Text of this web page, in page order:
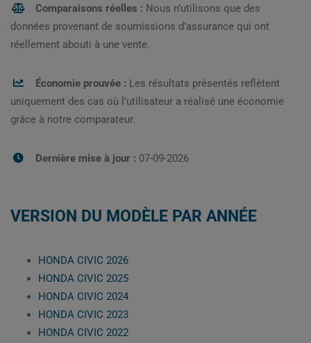
Comparaisons réelles : Nous n’utilisons que des
données provenant de soumissions d’assurance qui ont
réellement abouti à une vente.
Économie prouvée : Les résultats présentés reflètent
uniquement des cas où l’utilisateur a réalisé une économie
grâce à notre comparateur.
Dernière mise à jour : 07-09-2026
VERSION DU MODÈLE PAR ANNÉE
HONDA CIVIC 2026
HONDA CIVIC 2025
HONDA CIVIC 2024
HONDA CIVIC 2023
HONDA CIVIC 2022